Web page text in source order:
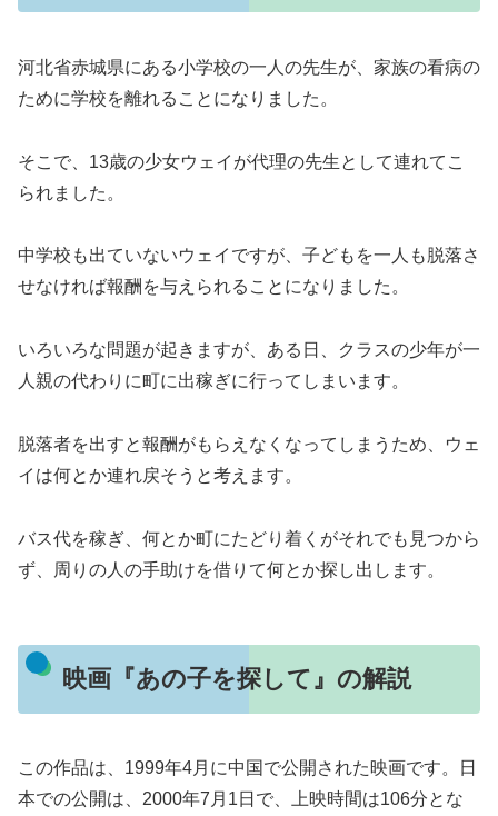
河北省赤城県にある小学校の一人の先生が、家族の看病の
ために学校を離れることになりました。
そこで、13歳の少女ウェイが代理の先生として連れてこ
られました。
中学校も出ていないウェイですが、子どもを一人も脱落さ
せなければ報酬を与えられることになりました。
いろいろな問題が起きますが、ある日、クラスの少年が一
人親の代わりに町に出稼ぎに行ってしまいます。
脱落者を出すと報酬がもらえなくなってしまうため、ウェ
イは何とか連れ戻そうと考えます。
バス代を稼ぎ、何とか町にたどり着くがそれでも見つから
ず、周りの人の手助けを借りて何とか探し出します。
映画『あの子を探して』の解説
この作品は、1999年4月に中国で公開された映画です。日
本での公開は、2000年7月1日で、上映時間は106分とな